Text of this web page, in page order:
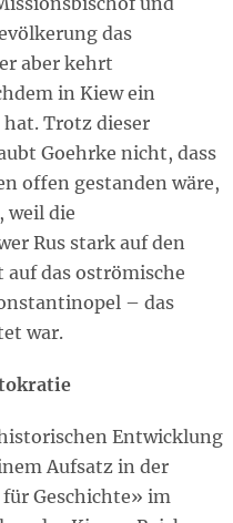
das
aber kehrt
in Kiew ein
Trotz dieser
Goehrke nicht, dass
offen gestanden wäre,
weil die
Rus stark auf den
das oströmische
– das
war.
Entwicklung
Aufsatz in der
Geschichte» im